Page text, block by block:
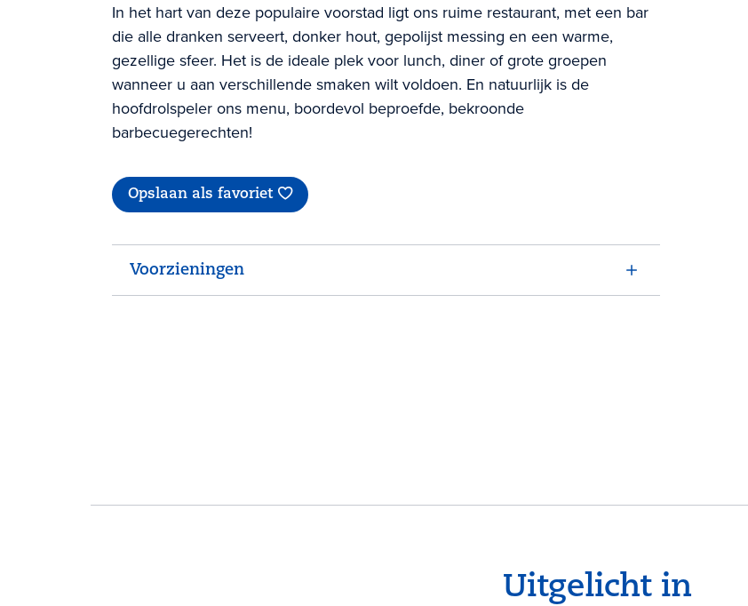
In het hart van deze populaire voorstad ligt ons ruime restaurant, met een bar
die alle dranken serveert, donker hout, gepolijst messing en een warme,
gezellige sfeer. Het is de ideale plek voor lunch, diner of grote groepen
wanneer u aan verschillende smaken wilt voldoen. En natuurlijk is de
hoofdrolspeler ons menu, boordevol beproefde, bekroonde
barbecuegerechten!
Opslaan als favoriet
Voorzieningen
Uitgelicht in